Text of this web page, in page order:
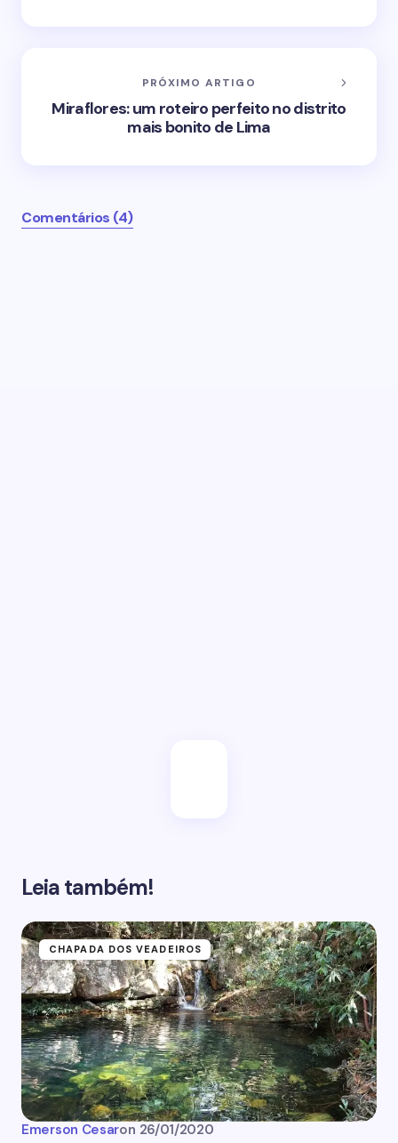
PRÓXIMO ARTIGO
Miraflores: um roteiro perfeito no distrito
mais bonito de Lima
Comentários (4)
Leia também!
CHAPADA DOS VEADEIROS
Emerson Cesaron 26/01/2020